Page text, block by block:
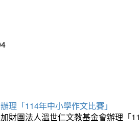
理「114年中小學作文比賽」
財團法人溫世仁文教基金會辦理「